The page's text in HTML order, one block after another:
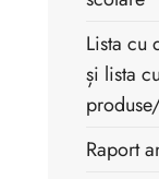
Lista cu
și lista
Raport